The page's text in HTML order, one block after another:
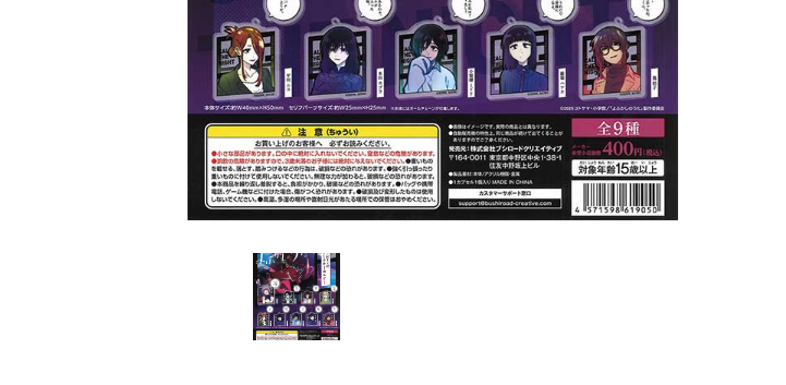
よくあるご質問
ご利用ガイド
06-6282-7659